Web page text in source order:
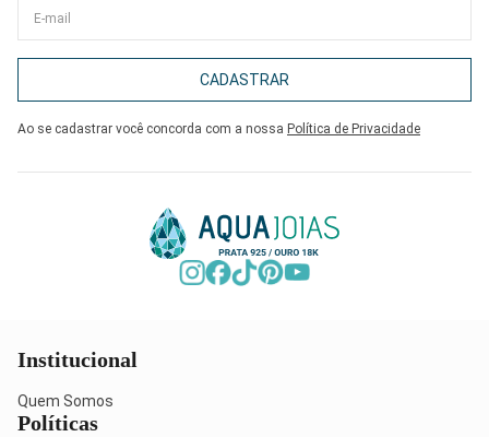
CADASTRAR
Ao se cadastrar você concorda com a nossa Política de Privacidade
Institucional
Quem Somos
Políticas